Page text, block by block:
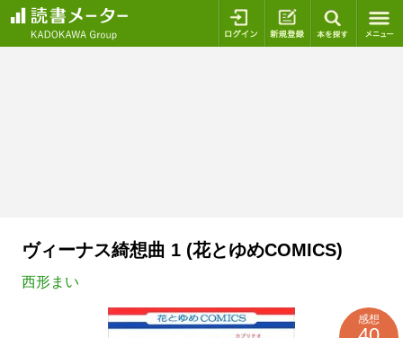
ログイン 新規登録
ヴィーナス綺想曲 1 (花とゆめCOMICS)
西形まい
感想